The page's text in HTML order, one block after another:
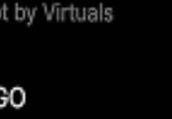
funkcím
se vztahují na všechny